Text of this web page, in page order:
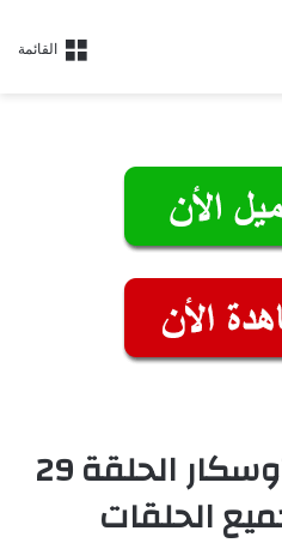
القائمة
مشاهدة ليدي أوسكار الحلقة 29